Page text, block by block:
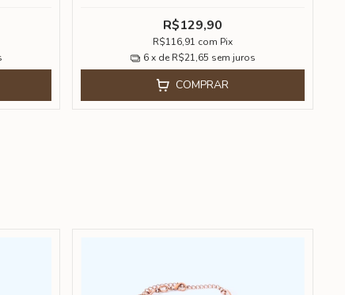
R$129,90
R$116,91 com Pix
6 x de R$21,65 sem juros
COMPRAR